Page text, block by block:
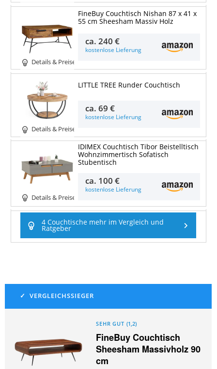
Details & Preise
FineBuy Couchtisch Nishan 87 x 41 x
55 cm Sheesham Massiv Holz
ca.240 €
kostenlose Lieferung
Details & Preise
LITTLE TREE Runder Couchtisch
ca.69 €
kostenlose Lieferung
Details & Preise
IDIMEX Couchtisch Tibor Beistelltisch
Wohnzimmertisch Sofatisch
Stubentisch
ca. 100 €
kostenlose Lieferung
4 Couchtische mehr im Vergleich und
Ratgeber
SEHR GUT (1,2)
FineBuy Couchtisch
Sheesham Massivholz 90
cm